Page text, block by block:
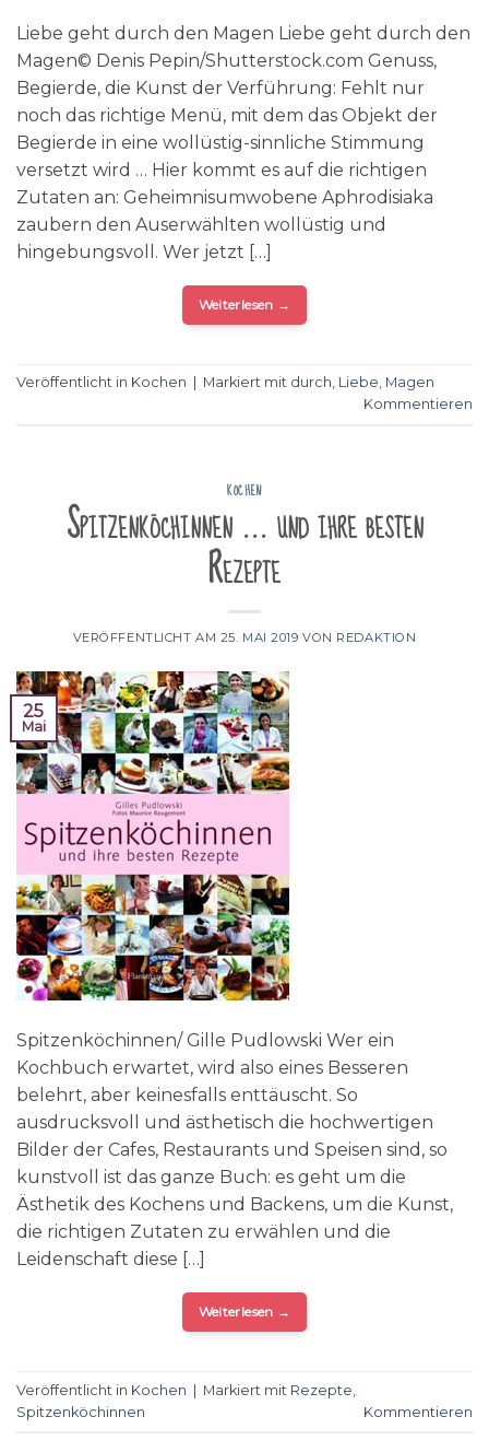
Liebe geht durch den Magen Liebe geht durch den
Magen© Denis Pepin/Shutterstock.com Genuss,
Begierde, die Kunst der Verführung: Fehlt nur
noch das richtige Menü, mit dem das Objekt der
Begierde in eine wollüstig-sinnliche Stimmung
versetzt wird … Hier kommt es auf die richtigen
Zutaten an: Geheimnisumwobene Aphrodisiaka
zaubern den Auserwählten wollüstig und
hingebungsvoll. Wer jetzt […]
Weiterlesen →
Veröffentlicht in Kochen Markiert mit durch Liebe Magen
Kommentieren
KOCHEN
Spitzenköchinnen … und ihre besten
Rezepte
VERÖFFENTLICHT AM 25. MAI 2019 VON REDAKTION
25
Mai
Spitzenköchinnen/ Gille Pudlowski Wer ein
Kochbuch erwartet, wird also eines Besseren
belehrt, aber keinesfalls enttäuscht. So
ausdrucksvoll und ästhetisch die hochwertigen
Bilder der Cafes, Restaurants und Speisen sind, so
kunstvoll ist das ganze Buch: es geht um die
Ästhetik des Kochens und Backens, um die Kunst,
die richtigen Zutaten zu erwählen und die
Leidenschaft diese […]
Weiterlesen →
Veröffentlicht in Kochen | Markiert mit Rezepte
Spitzenköchinnen
Kommentieren